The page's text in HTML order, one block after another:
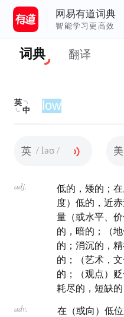
网易有道词典
智能学习更高效
词典 翻译
英
中
英 / ləʊ / 美
adj.
低的，矮的；
度）低的，近
量（或水平、
的，暗的；（
的；消沉的，
的；（艺术，
的；（观点）
耗尽的，短缺
adv.
在（或向）低